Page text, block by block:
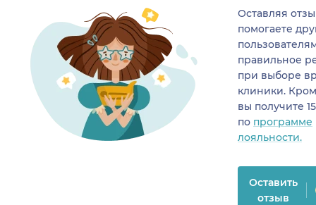
Оставляя
помогаете
правильное
при выборе
клиники.
вы получите
по программе
лояльности.
Оставить
отзыв